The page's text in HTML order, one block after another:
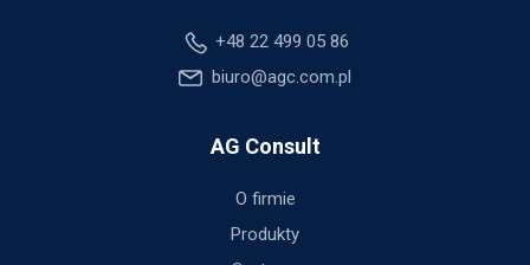
+48 22 499 05 86
biuro@agc.com.pl
AG Consult
O firmie
Produkty